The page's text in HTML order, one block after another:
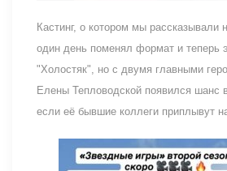
Кастинг, о котором мы рассказывали
один день поменял формат и теперь
"Холостяк", но с двумя главными
Елены Тепловодской появился шанс
если её бывшие коллеги приплывут